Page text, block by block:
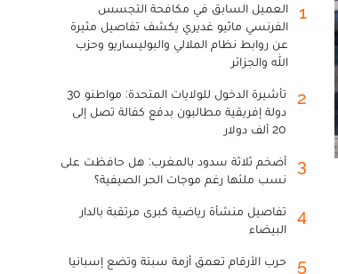
1
العميل السابق في مكافحة التجسس
الفرنسي ماثيو غديري يكشف تفاصيل مثيرة
عن روابط نظام الملالي والبوليساريو وحزب
الله والجزائر
2
تأشيرة الدخول للولايات المتحدة: مواطنو 30
دولة إفريقية مطالبون بدفع كفالة تصل إلى
20 ألف دولار
3
أضخم ثلاثة سدود بالمغرب: هل حافظت على
نسب ملئها رغم موجات الحر الصيفية؟
4
تفاصيل منشأة رياضية كبرى مرتقبة بالدار
البيضاء
5
حرب الأرقام تعمق أزمة سبتة وتضع إسبانيا